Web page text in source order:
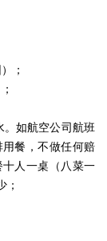
；
。如航空公司航班
餐，不做任何赔
人一桌（八菜一
；